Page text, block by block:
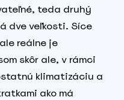
teda druhý
dve veľkosti. Síce
reálne je
skôr ale, v rámci
klimatizáciu a
ako má